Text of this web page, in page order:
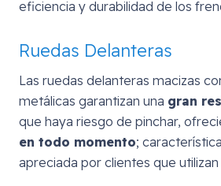
eficiencia y durabilidad de los
Ruedas Delanteras
Las ruedas delanteras macizas
metálicas garantizan una gran
que haya riesgo de pinchar,
en todo momento;
apreciada por clientes que utilizan